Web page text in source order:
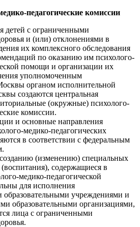
педагогические комиссии
детей с ограниченными
и (или) отклонениями в
их комплексного обследования
по оказанию им психолого-
помощи и организации их
уполномоченным
органом исполнительной
создаются центральная
(окружные) психолого-
комиссии.
и основные направления
медико-педагогических
в соответствии с федеральным
(изменению) специальных
содержащиеся в
медико-педагогической
для исполнения
образовательными учреждениями и
образовательными организациями,
лица с ограниченными